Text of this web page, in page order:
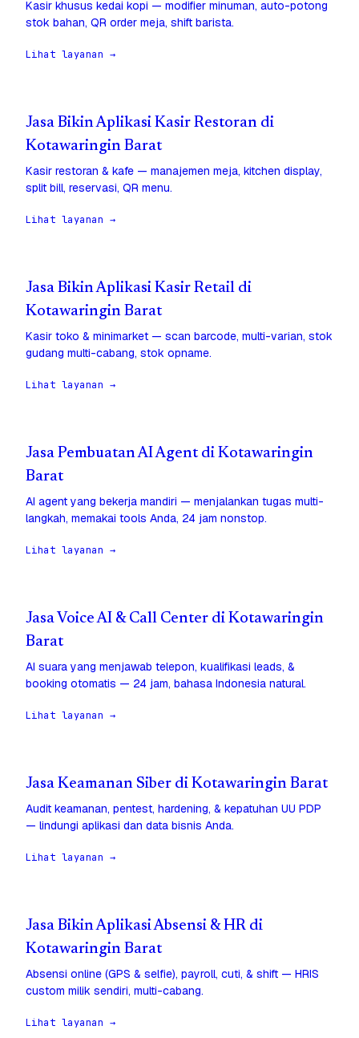
Kasir khusus kedai kopi — modifier minuman, auto-potong
stok bahan, QR order meja, shift barista.
Lihat layanan →
Jasa Bikin Aplikasi Kasir Restoran di
Kotawaringin Barat
Kasir restoran & kafe — manajemen meja, kitchen display,
split bill, reservasi, QR menu.
Lihat layanan →
Jasa Bikin Aplikasi Kasir Retail di
Kotawaringin Barat
Kasir toko & minimarket — scan barcode, multi-varian, stok
gudang multi-cabang, stok opname.
Lihat layanan →
Jasa Pembuatan AI Agent di Kotawaringin
Barat
AI agent yang bekerja mandiri — menjalankan tugas multi-
langkah, memakai tools Anda, 24 jam nonstop.
Lihat layanan →
Jasa Voice AI & Call Center di Kotawaringin
Barat
AI suara yang menjawab telepon, kualifikasi leads, &
booking otomatis — 24 jam, bahasa Indonesia natural.
Lihat layanan →
Jasa Keamanan Siber di Kotawaringin Barat
Audit keamanan, pentest, hardening, & kepatuhan UU PDP
— lindungi aplikasi dan data bisnis Anda.
Lihat layanan →
Jasa Bikin Aplikasi Absensi & HR di
Kotawaringin Barat
Absensi online (GPS & selfie), payroll, cuti, & shift — HRIS
custom milik sendiri, multi-cabang.
Lihat layanan →